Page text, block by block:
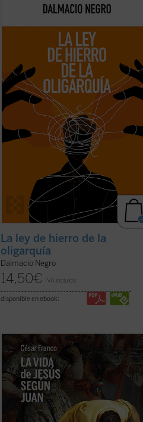
Este ensayo, en el que se combina un
política occidental con una aguda
interpretación de la realidad actual, nos
ayuda a recuperar un modo realista de
ver el fenómeno político, muy pegado a
los hechos ...
(ver ficha)
La ley de hierro de la
oligarquía
Dalmacio Negro
14,50€ IVA incluido
disponible en ebook:
Este ensayo de Mons. César Franco
ofrece con estilo diáfano y apasionado
una introducción a la vida de Jesús
narrada en el evangelio de Juan, que
permite al lector acceder al texto sin
complicaciones. Dividido en dos partes, la
primera ...(ver ficha)